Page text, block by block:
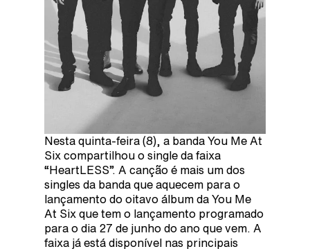
Nesta quinta-feira (8), a banda You Me At
Six compartilhou o single da faixa
“HeartLESS”. A canção é mais um dos
singles da banda que aquecem para o
lançamento do oitavo álbum da You Me
At Six que tem o lançamento programado
para o dia 27 de junho do ano que vem. A
faixa já está disponível nas principais